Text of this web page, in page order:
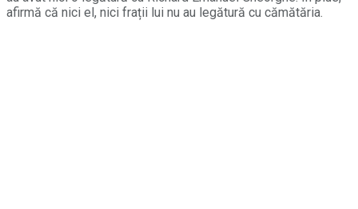
afirmă că nici el, nici frații lui nu au legătură cu cămătăria.